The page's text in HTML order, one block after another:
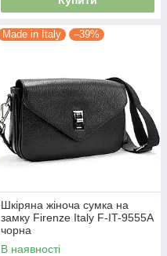
Made in Italy –39%
Шкіряна жіноча сумка на
замку Firenze Italy F-IT-9555A
чорна
В наявності